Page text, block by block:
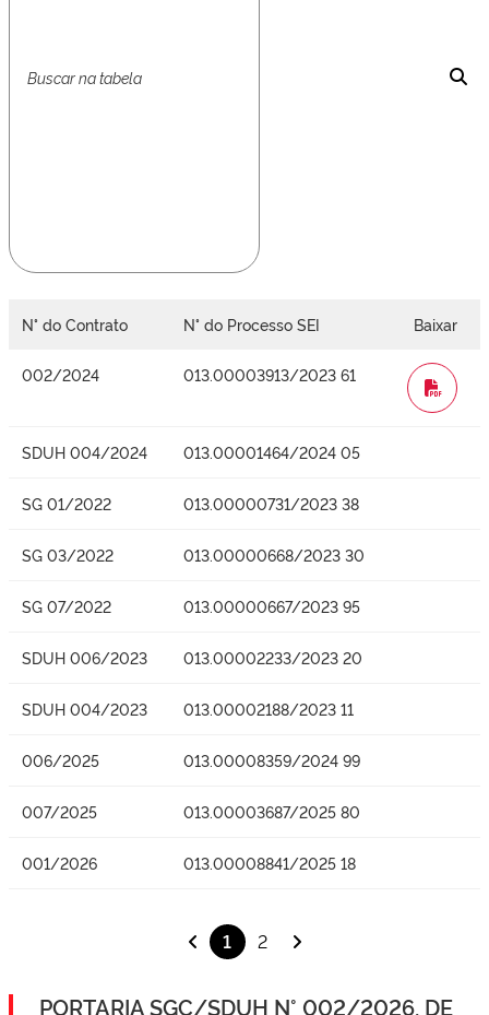
N° do Contrato N° do Processo SEI Baixar
002/2024 013.00003913/2023 61
WORD
SDUH 004/2024 013.00001464/2024 05
SG 01/2022 013.00000731/2023 38
SG 03/2022 013.00000668/2023 30
SG 07/2022 013.00000667/2023 95
SDUH 006/2023 013.00002233/2023 20
SDUH 004/2023 013.00002188/2023 11
006/2025 013.00008359/2024 99
007/2025 013.00003687/2025 80
001/2026 013.00008841/2025 18
1 2
PORTARIA SGC/SDUH N° 002/2026, DE